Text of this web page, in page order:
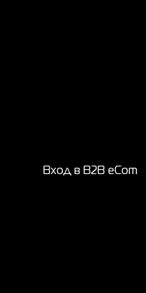
Вход в B2B eCom